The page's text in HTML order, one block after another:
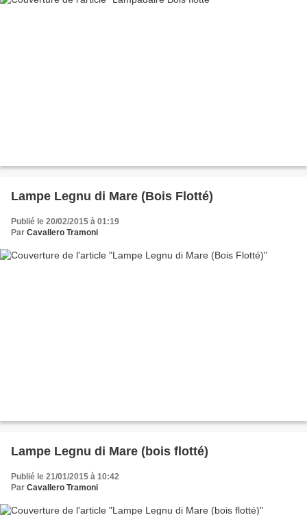
Lampe Legnu di Mare (Bois Flotté)
Publié le 20/02/2015 à 01:19
Par Cavallero Tramoni
Lampe Legnu di Mare (bois flotté)
Publié le 21/01/2015 à 10:42
Par Cavallero Tramoni